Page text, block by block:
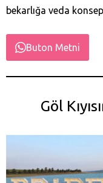
bekarlığa veda
Buton Metni
Göl